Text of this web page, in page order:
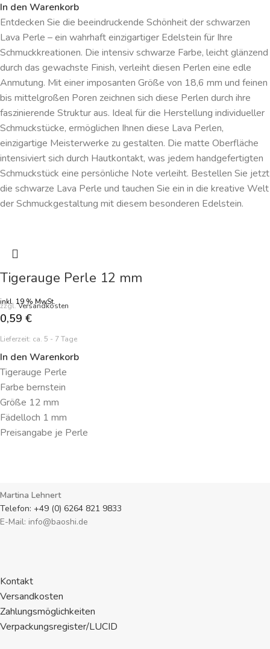
In den Warenkorb
Entdecken Sie die beeindruckende Schönheit der schwarzen
Lava Perle – ein wahrhaft einzigartiger Edelstein für Ihre
Schmuckkreationen. Die intensiv schwarze Farbe, leicht glänzend
durch das gewachste Finish, verleiht diesen Perlen eine edle
Anmutung. Mit einer imposanten Größe von 18,6 mm und feinen
bis mittelgroßen Poren zeichnen sich diese Perlen durch ihre
faszinierende Struktur aus. Ideal für die Herstellung individueller
Schmuckstücke, ermöglichen Ihnen diese Lava Perlen,
einzigartige Meisterwerke zu gestalten. Die matte Oberfläche
intensiviert sich durch Hautkontakt, was jedem handgefertigten
Schmuckstück eine persönliche Note verleiht. Bestellen Sie jetzt
die schwarze Lava Perle und tauchen Sie ein in die kreative Welt
der Schmuckgestaltung mit diesem besonderen Edelstein.
Tigerauge Perle 12 mm
inkl. 19 % MwSt.
zzgl.Versandkosten
0,59 €
Lieferzeit: ca. 5 - 7 Tage
In den Warenkorb
Tigerauge Perle
Farbe bernstein
Größe 12 mm
Fädelloch 1 mm
Preisangabe je Perle
Martina Lehnert
Telefon: +49 (0) 6264 821 9833
E-Mail: info@baoshi.de
Kontakt
Versandkosten
Zahlungsmöglichkeiten
Verpackungsregister/LUCID